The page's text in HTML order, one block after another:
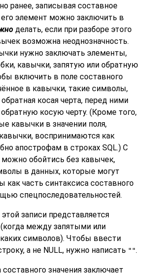
ранее, записывая составное
элемент можно заключить в
делать, если при разборе этого
возможна неоднозначность.
нужно заключать элементы,
кавычки, запятую или обратную
включить в поле составного
в кавычки, такие символы,
косая черта, перед ними
косую черту. (Кроме того,
кавычки в значении поля,
воспринимаются как
апострофам в строках SQL.) С
можно обойтись без кавычек,
в данных, которые могут
как часть синтаксиса составного
спецпоследовательностей.
записи представляется
между запятыми или
символов). Чтобы ввести
а не NULL, нужно написать "".
значения заключает